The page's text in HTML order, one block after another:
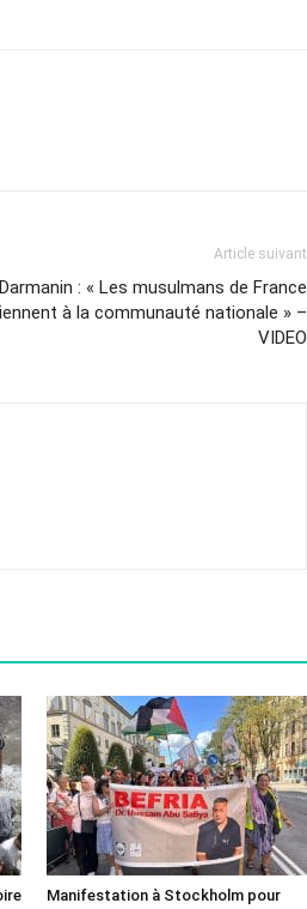
Article suivant
: « Les musulmans de France
à la communauté nationale » –
VIDEO
Manifestation à Stockholm pour